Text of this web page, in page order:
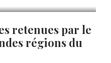
retenues par le
régions du